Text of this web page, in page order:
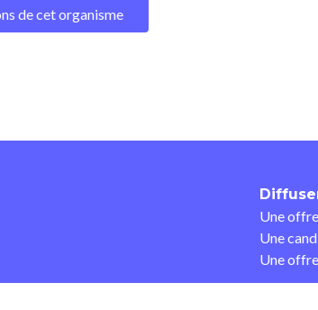
de cet organisme
Une
Une
Une